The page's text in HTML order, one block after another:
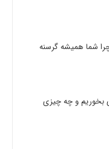
شما همیشه گرسنه
بخوریم و چه چیزی